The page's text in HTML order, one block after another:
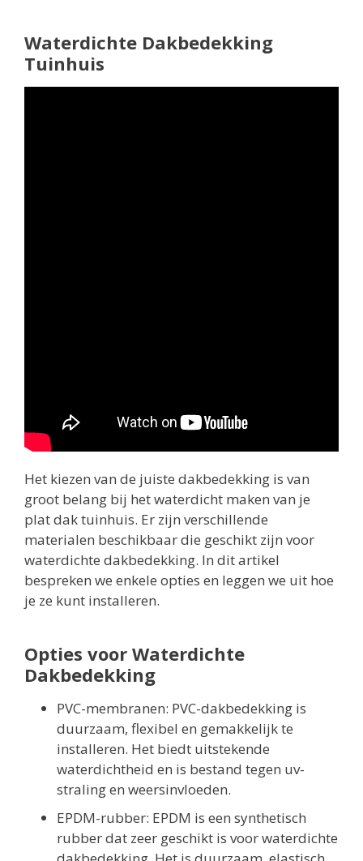
Waterdichte Dakbedekking
Tuinhuis
Het kiezen van de juiste dakbedekking is van
groot belang bij het waterdicht maken van je
plat dak tuinhuis. Er zijn verschillende
materialen beschikbaar die geschikt zijn voor
waterdichte dakbedekking. In dit artikel
bespreken we enkele opties en leggen we uit hoe
je ze kunt installeren.
Opties voor Waterdichte
Dakbedekking
PVC-membranen: PVC-dakbedekking is
duurzaam, flexibel en gemakkelijk te
installeren. Het biedt uitstekende
waterdichtheid en is bestand tegen uv-
straling en weersinvloeden.
EPDM-rubber: EPDM is een synthetisch
rubber dat zeer geschikt is voor waterdichte